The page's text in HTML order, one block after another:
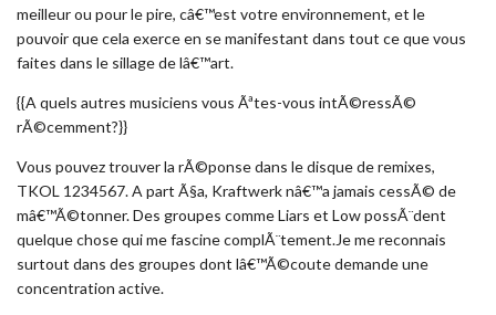
meilleur ou pour le pire, câ€™est votre environnement, et le
pouvoir que cela exerce en se manifestant dans tout ce que vous
faites dans le sillage de lâ€™art.
{{A quels autres musiciens vous Ãªtes-vous intÃ©ressÃ©
rÃ©cemment?}}
Vous pouvez trouver la rÃ©ponse dans le disque de remixes,
TKOL 1234567. A part Ã§a, Kraftwerk nâ€™a jamais cessÃ© de
mâ€™Ã©tonner. Des groupes comme Liars et Low possÃ¨dent
quelque chose qui me fascine complÃ¨tement.Je me reconnais
surtout dans des groupes dont lâ€™Ã©coute demande une
concentration active.